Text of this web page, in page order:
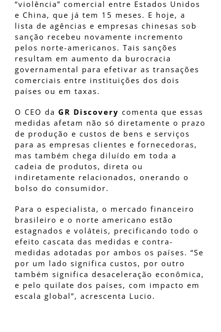
“violência” comercial entre Estados Unidos
e China, que já tem 15 meses. E hoje, a
lista de agências e empresas chinesas sob
sanção recebeu novamente incremento
pelos norte-americanos. Tais sanções
resultam em aumento da burocracia
governamental para efetivar as transações
comerciais entre instituições dos dois
países ou em taxas.
O CEO da GR Discovery comenta que essas
medidas afetam não só diretamente o prazo
de produção e custos de bens e serviços
para as empresas clientes e fornecedoras,
mas também chega diluído em toda a
cadeia de produtos, direta ou
indiretamente relacionados, onerando o
bolso do consumidor.
Para o especialista, o mercado financeiro
brasileiro e o norte americano estão
estagnados e voláteis, precificando todo o
efeito cascata das medidas e contra-
medidas adotadas por ambos os países. “Se
por um lado significa custos, por outro
também significa desaceleração econômica,
e pelo quilate dos países, com impacto em
escala global”, acrescenta Lucio.